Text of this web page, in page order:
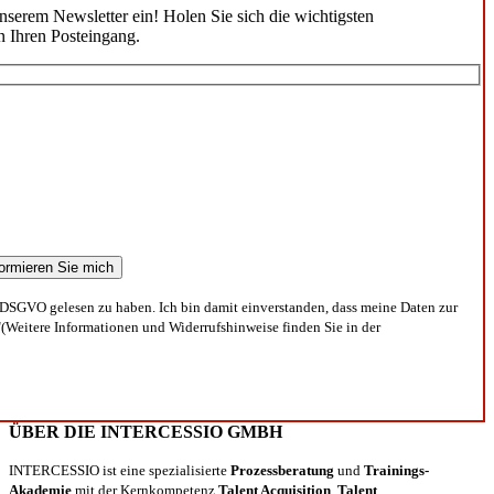
Newsletter ein! Holen Sie sich die wichtigsten
Ihren Posteingang.
gelesen zu haben. Ich bin damit einverstanden, dass meine Daten zur
Informationen und Widerrufshinweise finden Sie in der
ÜBER DIE INTERCESSIO GMBH
INTERCESSIO ist eine spezialisierte Prozessberatung und Trainings-
Akademie mit der Kernkompetenz Talent Acquisition Talent